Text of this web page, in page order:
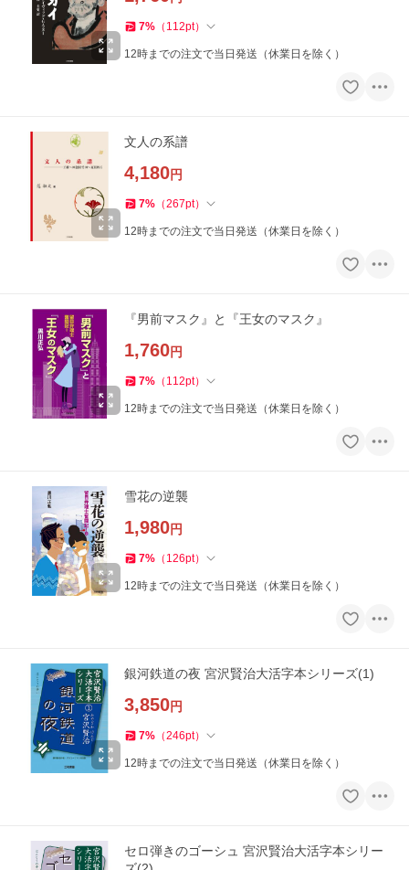
7% （ 112pt）
12時までの注文で当日発送（休業日を除く）
文人の系譜
4,180円
7% （267pt）
12時までの注文で当日発送（休業日を除く）
『男前マスク』と『王女のマスク』
1,760円
7% （ 112pt）
12時までの注文で当日発送（休業日を除く）
雪花の逆襲
1,980円
7% （ 126pt）
12時までの注文で当日発送（休業日を除く）
銀河鉄道の夜 宮沢賢治大活字本シリーズ(1)
3,850円
7% （246pt）
12時までの注文で当日発送（休業日を除く）
セロ弾きのゴーシュ 宮沢賢治大活字本シリー